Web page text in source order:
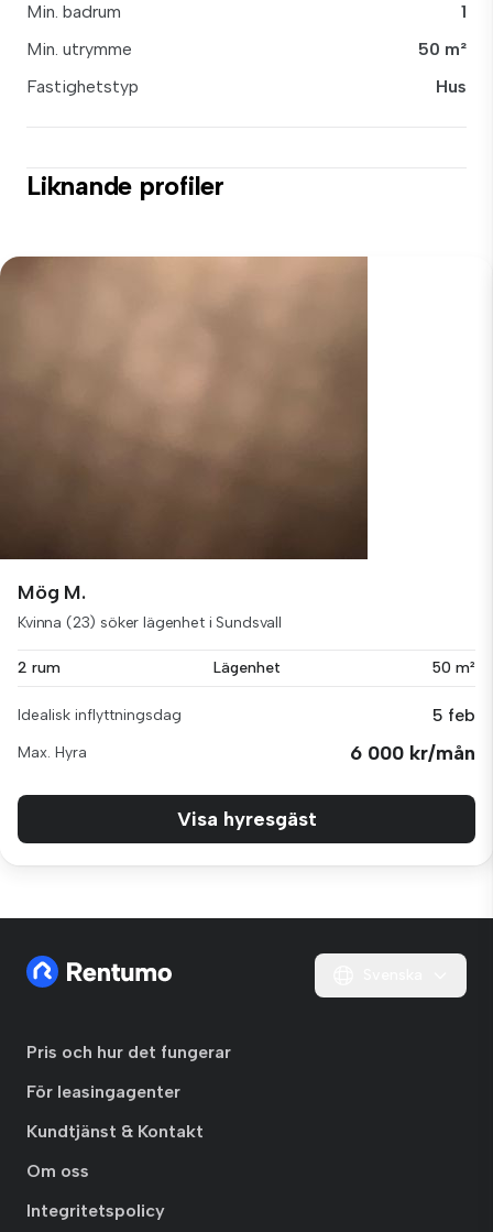
Min. badrum
1
Min. utrymme
50 m²
Fastighetstyp
Hus
Liknande profiler
Mög M.
Kvinna (23) söker lägenhet i Sundsvall
2 rum Lägenhet 50 m²
Idealisk inflyttningsdag 5 feb
Max. Hyra 6 000 kr/mån
Visa hyresgäst
Pris och hur det fungerar
För leasingagenter
Kundtjänst & Kontakt
Om oss
Integritetspolicy